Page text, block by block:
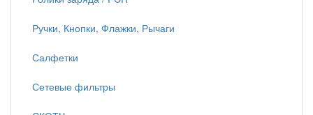
Ручки, Кнопки, Флажки, Рычаги
Салфетки
Сетевые фильтры